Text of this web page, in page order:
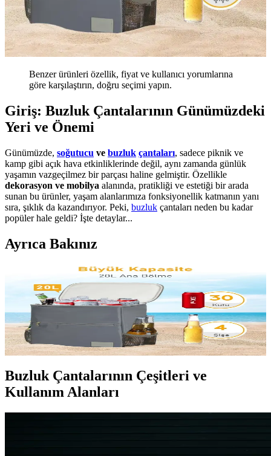
Benzer ürünleri özellik, fiyat ve kullanıcı yorumlarına
göre karşılaştırın, doğru seçimi yapın.
Giriş: Buzluk Çantalarının Günümüzdeki
Yeri ve Önemi
Günümüzde, soğutucu ve buzluk çantaları, sadece piknik ve
kamp gibi açık hava etkinliklerinde değil, aynı zamanda günlük
yaşamın vazgeçilmez bir parçası haline gelmiştir. Özellikle
dekorasyon ve mobilya alanında, pratikliği ve estetiği bir arada
sunan bu ürünler, yaşam alanlarımıza fonksiyonellik katmanın yanı
sıra, şıklık da kazandırıyor. Peki, buzluk çantaları neden bu kadar
popüler hale geldi? İşte detaylar...
Ayrıca Bakınız
Buzluk Çantaları: Dekorasyon ve Mobilya ile
Uyumlu Pratik Soğutucu Çözümler
Modern buzluk çantaları, estetik ve fonksiyonelliği bir arada sunar.
Taşınabilir, dayanıklı ve şık modellerle yaşam alanlarınızı ve dış
mekan etkinliklerinizi pratik hale getirin.
Buzluk Çantalarının Çeşitleri ve
Kullanım Alanları